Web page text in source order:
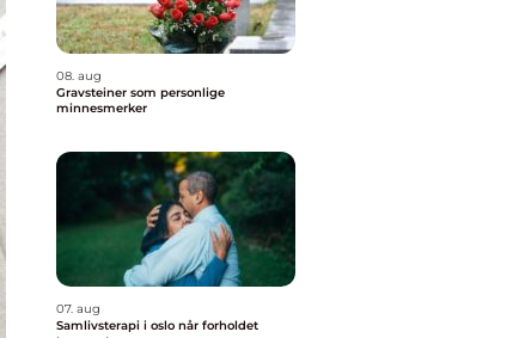
08. aug
Gravsteiner som personlige
minnesmerker
07. aug
Samlivsterapi i oslo når forholdet